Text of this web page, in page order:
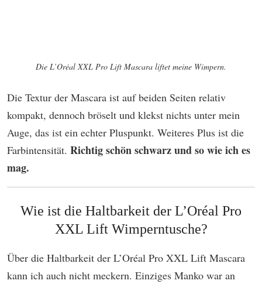
Die L’Oréal XXL Pro Lift Mascara liftet meine Wimpern.
Die Textur der Mascara ist auf beiden Seiten relativ
kompakt, dennoch bröselt und klekst nichts unter mein
Auge, das ist ein echter Pluspunkt. Weiteres Plus ist die
Farbintensität. Richtig schön schwarz und so wie ich es
mag.
Wie ist die Haltbarkeit der L’Oréal Pro
XXL Lift Wimperntusche?
Über die Haltbarkeit der L’Oréal Pro XXL Lift Mascara
kann ich auch nicht meckern. Einziges Manko war an